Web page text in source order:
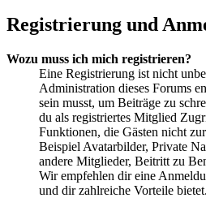
Registrierung und
Wozu muss ich mich registrieren?
Eine Registrierung ist nicht
Administration dieses Forums
sein musst, um Beiträge zu
du als registriertes Mitglied
Funktionen, die Gästen nicht
Beispiel Avatarbilder, Private
andere Mitglieder, Beitritt zu
Wir empfehlen dir eine
und dir zahlreiche Vorteile bietet.